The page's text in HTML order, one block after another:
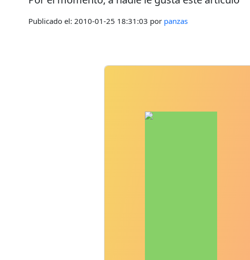
Publicado el: 2010-01-25 18:31:03 por panzas